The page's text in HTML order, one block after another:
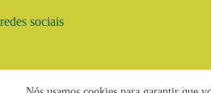
redes sociais